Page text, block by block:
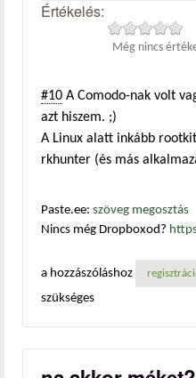
Értékelés:
Még nincs
#10 A Comodo-nak volt
azt hiszem. ;)
A Linux alatt inkább
rkhunter (és más
Paste.ee: szöveg megosztás
Nincs még Dropboxod?
a hozzászóláshoz
szükséges